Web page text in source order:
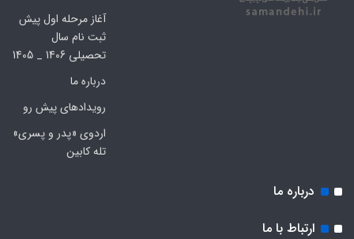
آغاز مرحله اول پیش
ثبت نام سال
تحصیلی 1406 _ 1405
درباره ما
رویدادهای پیش رو
اردوی «پدر و پسری»
تله کابین
درباره ما
ارتباط با ما